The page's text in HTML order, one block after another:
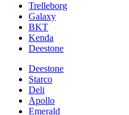
Trelleborg
Galaxy
BKT
Kenda
Deestone
Deestone
Starco
Deli
Apollo
Emerald